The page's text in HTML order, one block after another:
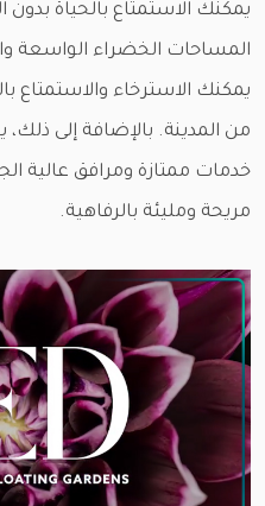
يمكنك الاستمتاع بالحياة بدون
المساحات الخضراء الواسعة
يمكنك الاسترخاء والاستمتاع
من المدينة. بالإضافة إلى
خدمات ممتازة ومرافق عالية
مريحة ومليئة بالرفاهية.